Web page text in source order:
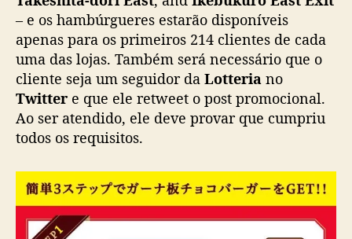
i
a
d
o
s
N
r
d
– e os hambúrgueres estarão disponíveis
apenas para os primeiros 214 clientes de cada
uma das lojas. Também será necessário que o
cliente seja um seguidor da Lotteria no
Twitter e que ele retweet o post promocional.
Ao ser atendido, ele deve provar que cumpriu
todos os requisitos.